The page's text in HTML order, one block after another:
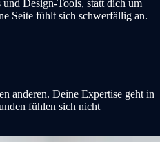
und Design-Tools, statt dich um
Seite fühlt sich schwerfällig an.
anderen. Deine Expertise geht in
fühlen sich nicht